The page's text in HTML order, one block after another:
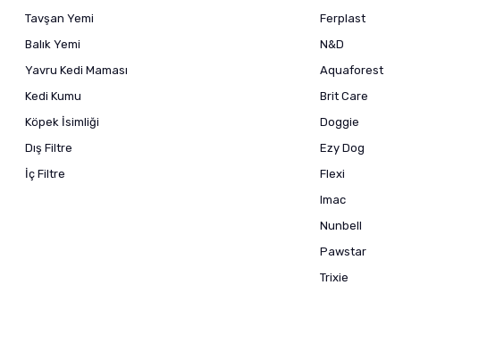
Tavşan Yemi
Balık Yemi
Yavru Kedi Maması
Kedi Kumu
Köpek İsimliği
Dış Filtre
İç Filtre
Ferplast
N&D
Aquaforest
Brit Care
Doggie
Ezy Dog
Flexi
Imac
Nunbell
Pawstar
Trixie